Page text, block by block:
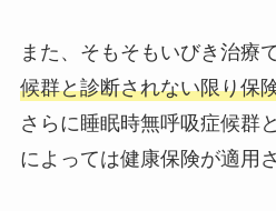
また、そもそもいびき治療で
候群と診断されない限り保
さらに睡眠時無呼吸症候群
によっては健康保険が適用